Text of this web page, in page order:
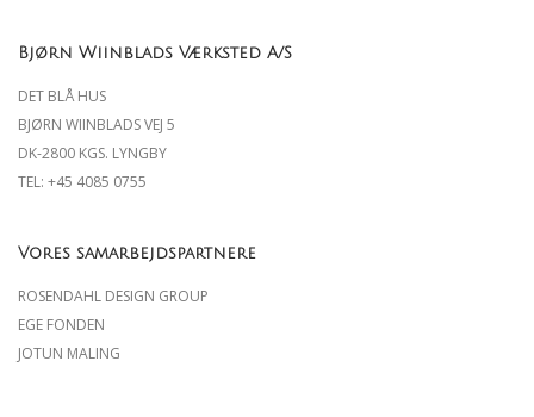
Bjørn Wiinblads Værksted A/S
DET BLÅ HUS
BJØRN WIINBLADS VEJ 5
DK-2800 KGS. LYNGBY
TEL: +45 4085 0755
Vores samarbejdspartnere
ROSENDAHL DESIGN GROUP
EGE FONDEN
JOTUN MALING